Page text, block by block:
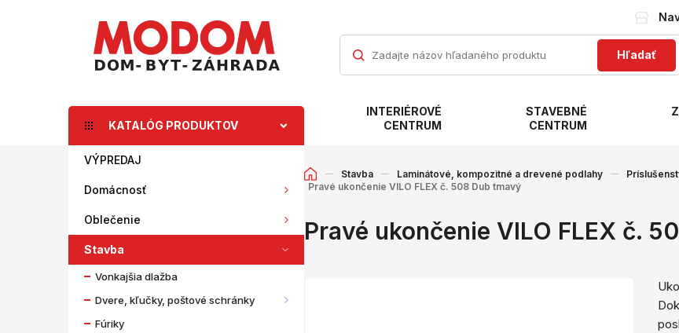
Hľadať
INTERIÉROVÉ
CENTRUM
STAVEBNÉ
CENTRUM
KATALÓG PRODUKTOV
VÝPREDAJ
Domácnosť
Oblečenie
Stavba
Vonkajšia dlažba
Dvere, kľučky, poštové schránky
Fúriky
Stavba Laminátové, kompozitné a drevené podlahy
Pravé ukončenie VILO FLEX č. 508 Dub tmavý
Pravé ukončenie VILO FLEX č.